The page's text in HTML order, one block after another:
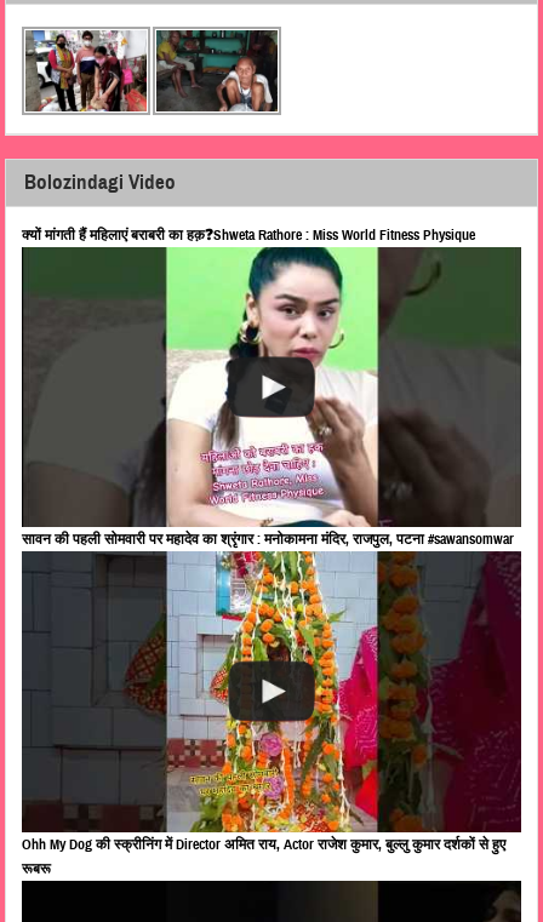
Bolozindagi Video
क्यों मांगती हैं महिलाएं बराबरी का हक़❓Shweta Rathore : Miss World Fitness Physique
सावन की पहली सोमवारी पर महादेव का श्रृंगार : मनोकामना मंदिर, राजपुल, पटना #sawansomwar
Ohh My Dog की स्क्रीनिंग में Director अमित राय, Actor राजेश कुमार, बुल्लु कुमार दर्शकों से हुए
रूबरू